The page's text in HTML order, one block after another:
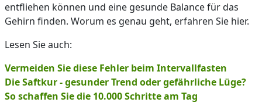
entfliehen können und eine gesunde Balance für das
Gehirn finden. Worum es genau geht, erfahren Sie hier.
Lesen Sie auch:
Vermeiden Sie diese Fehler beim Intervallfasten
Die Saftkur - gesunder Trend oder gefährliche Lüge?
So schaffen Sie die 10.000 Schritte am Tag